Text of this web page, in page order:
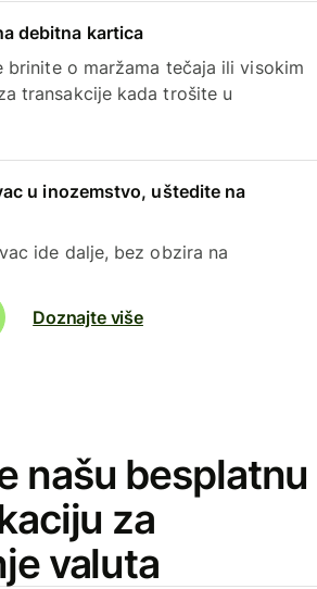
debitna kartica
brinite o maržama tečaja ili visokim
transakcije kada trošite u
u inozemstvo, uštedite na
ide dalje, bez obzira na
Doznajte više
našu besplatnu
za
valuta